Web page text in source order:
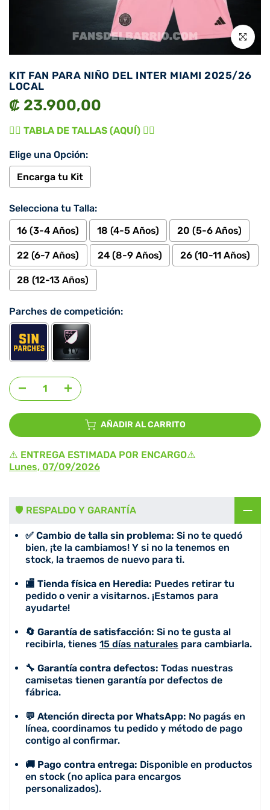
Click para
KIT FAN PARA NIÑO DEL INTER MIAMI 2025/26
LOCAL
₡ 23.900,00
👉🏾 TABLA DE TALLAS (AQUÍ) 👈🏾
Elige una Opción:
Encarga tu Kit
Selecciona tu Talla:
16 (3-4 Años)
18 (4-5 Años) 20 (5-6 Años)
22 (6-7 Años) 24 (8-9 Años) 26 (10-11 Años)
28 (12-13 Años)
Parches de competición:
Agregar selección
AÑADIR AL CARRITO
⚠️ ENTREGA ESTIMADA POR ENCARGO⚠️
Lunes, 07/09/2026
🛡️ RESPALDO Y GARANTÍA
✅ Cambio de talla sin problema: Si no te quedó
bien, ¡te la cambiamos! Y si no la tenemos en
stock, la traemos de nuevo para ti.
🏬 Tienda física en Heredia: Puedes retirar tu
pedido o venir a visitarnos. ¡Estamos para
ayudarte!
🔄 Garantía de satisfacción: Si no te gusta al
recibirla, tienes 15 días naturales para cambiarla.
🔧 Garantía contra defectos: Todas nuestras
camisetas tienen garantía por defectos de
fábrica.
💬 Atención directa por WhatsApp: No pagás en
línea, coordinamos tu pedido y método de pago
contigo al confirmar.
🚚 Pago contra entrega: Disponible en productos
en stock (no aplica para encargos
personalizados).